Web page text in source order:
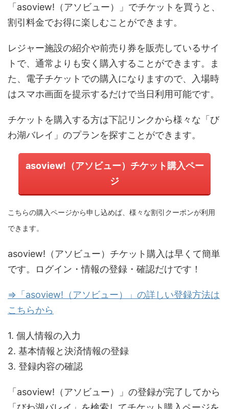
「asoview!（アソビュー）」でチケットを買うと、
割引料金でお得に楽しむことができます。
レジャー施設の紹介や前売り券を販売しているサイ
トで、通常よりも安く購入することができます。ま
た、電子チケットでの購入になりますので、入場時
はスマホ画面を提示するだけで当日利用可能です。
チケットを購入する方は下記リンクから様々な「び
わ湖バレイ」のプランを探すことができます。
asoview!（アソビュー）チケット購入ペー
ジ
こちらの購入ページから申し込めば、様々な割引クーポンが利用
できます。
asoview!（アソビュー）チケット購入は早くて簡単
です。ログイン・情報の登録・確認だけです！
⇒「asoview!（アソビュー）」の詳しい登録方法は
こちらから
1. 個人情報の入力
2. 基本情報と決済情報の登録
3. 登録内容の確認
「asoview!（アソビュー）」の登録が完了してから